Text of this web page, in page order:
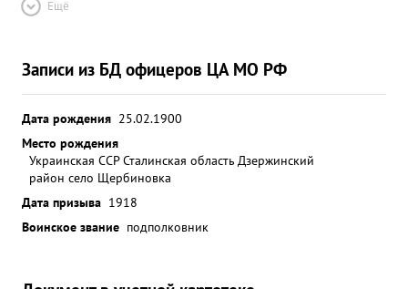
Ещё
Записи из БД офицеров ЦА МО РФ
Дата рождения 25.02.1900
Место рождения
Украинская ССР Сталинская область Дзержинский
район село Щербиновка
Дата призыва 1918
Воинское звание подполковник